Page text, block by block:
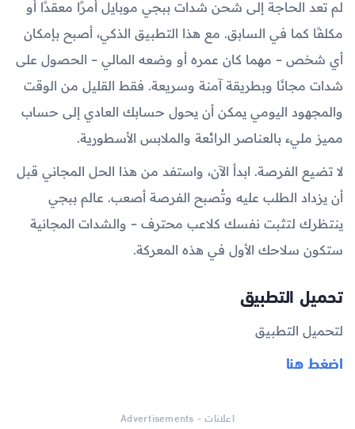
لم تعد الحاجة إلى شحن شدات ببجي موبايل أمرًا معقدًا أو
مكلفًا كما في السابق. مع هذا التطبيق الذكي، أصبح بإمكان
أي شخص – مهما كان عمره أو وضعه المالي – الحصول على
شدات مجانًا وبطريقة آمنة وسريعة. فقط القليل من الوقت
والمجهود اليومي يمكن أن يحول حسابك العادي إلى حساب
مميز مليء بالعناصر الرائعة والملابس الأسطورية.
لا تضيع الفرصة. ابدأ الآن، واستفد من هذا الحل المجاني قبل
أن يزداد الطلب عليه وتُصبح الفرصة أصعب. عالم ببجي
ينتظرك لتثبت نفسك كلاعب محترف – والشدات المجانية
ستكون سلاحك الأول في هذه المعركة.
تحميل التطبيق
لتحميل التطبيق
اضغط هنا
اعلانات - Advertisements